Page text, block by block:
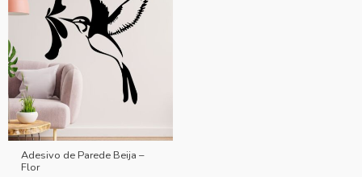
Adesivo de Parede Beija –
Flor